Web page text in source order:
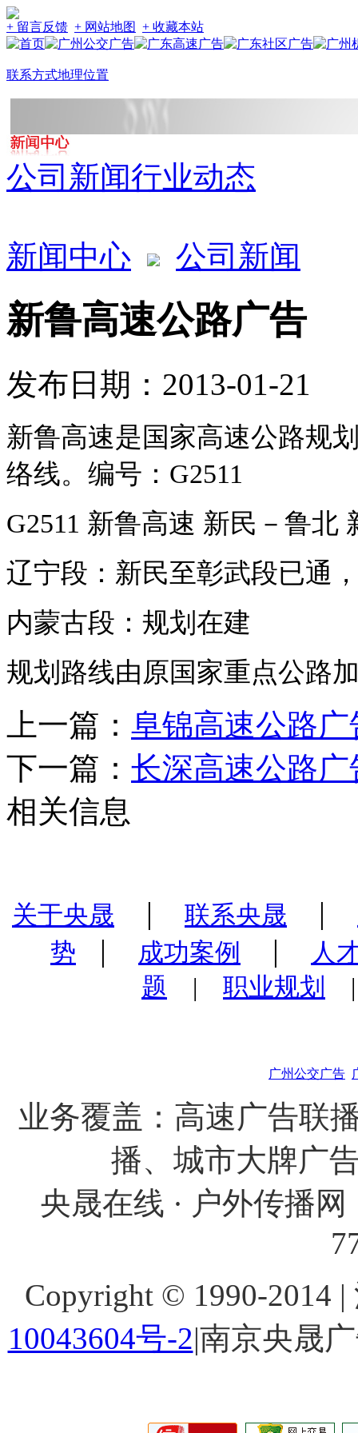
+ 留言反馈 + 网站地图 + 收藏本站
联系方式地理位置
公司新闻行业动态
新闻中心 公司新闻
新鲁高速公路广告
发布日期：2013-01-21
新鲁高速是国家高速公路规
络线。编号：G2511
G2511 新鲁高速 新民 －鲁北
辽宁段：新民至彰武段已通
内蒙古段：规划在建
规划路线由原国家重点公路
上一篇： 阜锦高速公路广
下一篇： 长深高速公路广
相关信息
关于央晟 | 联系央晟 |
势
| 成功案例 |
人
题 | 职业规划
广州公交广告
业务覆盖：高速广告联
播、城市大牌广
央晟在线 · 户外传播
Copyright © 1990-2014
10043604号-2|南京央晟